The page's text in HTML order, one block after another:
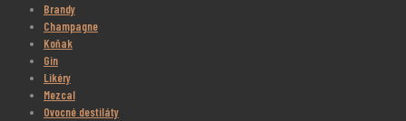
Brandy
Champagne
Koňak
Gin
Likéry
Mezcal
Ovocné destiláty